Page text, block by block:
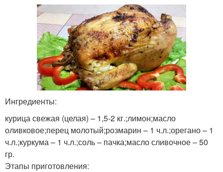
Ингредиенты:
курица свежая (целая) – 1,5-2 кг.;лимон;масло
оливковое;перец молотый;розмарин – 1 ч.л.;орегано – 1
ч.л.;куркума – 1 ч.л.;соль – пачка;масло сливочное – 50
гр.
Этапы приготовления: